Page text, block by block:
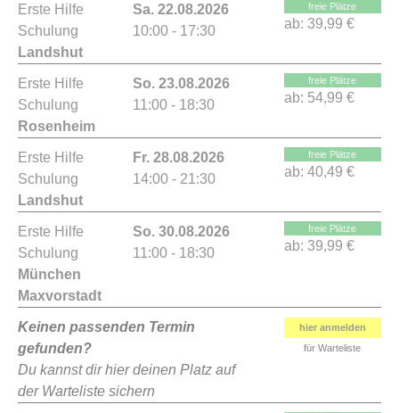
Erste Hilfe
Schulung
Landshut
Sa. 22.08.2026
10:00 - 17:30
freie Plätze
ab: 39,99 €
Erste Hilfe
Schulung
Rosenheim
So. 23.08.2026
11:00 - 18:30
freie Plätze
ab: 54,99 €
Erste Hilfe
Schulung
Landshut
Fr. 28.08.2026
14:00 - 21:30
freie Plätze
ab: 40,49 €
Erste Hilfe
Schulung
München
Maxvorstadt
So. 30.08.2026
11:00 - 18:30
freie Plätze
ab: 39,99 €
Keinen passenden Termin
gefunden?
Du kannst dir hier deinen Platz auf
der Warteliste sichern
hier anmelden
für Warteliste